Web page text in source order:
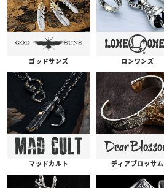
ゴッドサンズ ロンワンズ
マッドカルト ディアブロッサム